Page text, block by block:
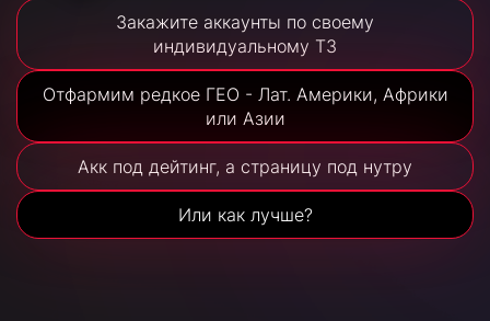
Закажите аккаунты по своему
индивидуальному ТЗ
Отфармим редкое ГЕО - Лат. Америки, Африки
или Азии
Акк под дейтинг, а страницу под нутру
Или как лучше?